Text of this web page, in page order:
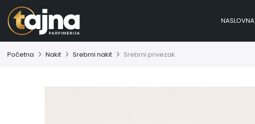
NASLOVNA
Početna Nakit Srebrni nakit Srebrni privezak